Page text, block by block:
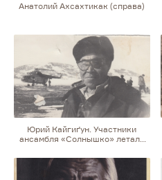
Анатолий Ахсахтикак (справа)
Юрий Кайгиґун. Участники
ансамбля «Солнышко» летали
в оленеводческие бригады
в тундру